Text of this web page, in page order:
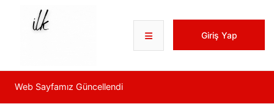
Giriş Yap
Web Sayfamız Güncellendi